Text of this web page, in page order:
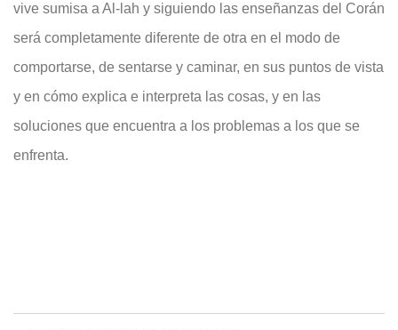
vive sumisa a Al-lah y siguiendo las enseñanzas del Corán
será completamente diferente de otra en el modo de
comportarse, de sentarse y caminar, en sus puntos de vista
y en cómo explica e interpreta las cosas, y en las
soluciones que encuentra a los problemas a los que se
enfrenta.